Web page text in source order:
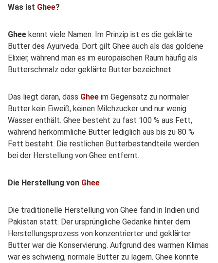
Was ist Ghee?
Ghee kennt viele Namen. Im Prinzip ist es die geklärte
Butter des Ayurveda. Dort gilt Ghee auch als das goldene
Elixier, während man es im europäischen Raum häufig als
Butterschmalz oder geklärte Butter bezeichnet.
Das liegt daran, dass Ghee im Gegensatz zu normaler
Butter kein Eiweiß, keinen Milchzucker und nur wenig
Wasser enthält. Ghee besteht zu fast 100 % aus Fett,
während herkömmliche Butter lediglich aus bis zu 80 %
Fett besteht. Die restlichen Butterbestandteile werden
bei der Herstellung von Ghee entfernt.
Die Herstellung von Ghee
Die traditionelle Herstellung von Ghee fand in Indien und
Pakistan statt. Der ursprüngliche Gedanke hinter dem
Herstellungsprozess von konzentrierter und geklärter
Butter war die Konservierung. Aufgrund des warmen Klimas
war es schwierig, normale Butter zu lagern. Ghee konnte